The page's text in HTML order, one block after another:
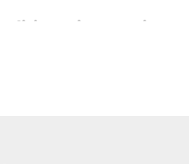
– innovation
inspireret af de